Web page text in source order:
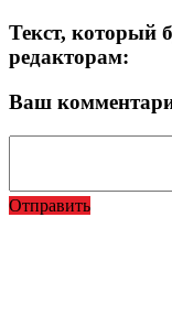
Текст, который
редакторам:
Ваш
Отправить